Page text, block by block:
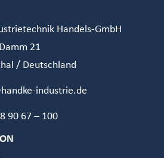
Handels-GmbH
21
/ Deutschland
industrie.de
90 67 – 100